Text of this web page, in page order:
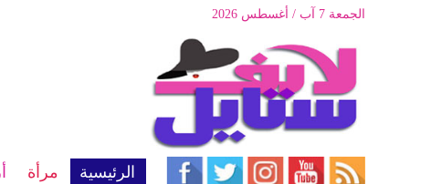
الجمعة 7 آب / أغسطس 2026
الرئيسية مرأة